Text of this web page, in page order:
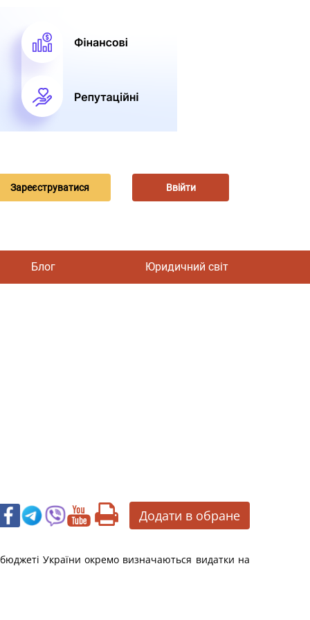
Зареєструватися Ввійти
Блог Юридичний світ
Додати в обране
України окремо визначаються видатки на